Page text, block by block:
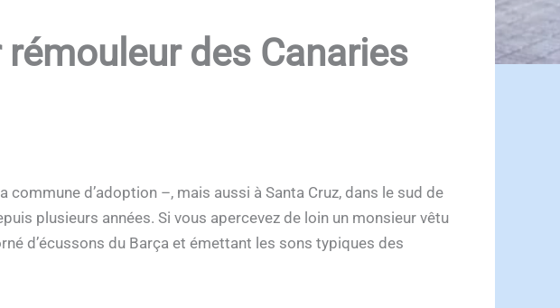
des Canaries
commune d’adoption –, mais aussi à Santa Cruz, dans le sud de
plusieurs années. Si vous apercevez de loin un monsieur vêtu
d’écussons du Barça et émettant les sons typiques des